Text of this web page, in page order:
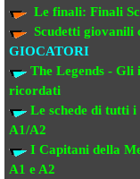
Le finali: Finali
Scudetti giovanili
GIOCATORI
The Legends - Gli
ricordati
Le schede di tutti
A1/A2
I Capitani della
A1 e A2